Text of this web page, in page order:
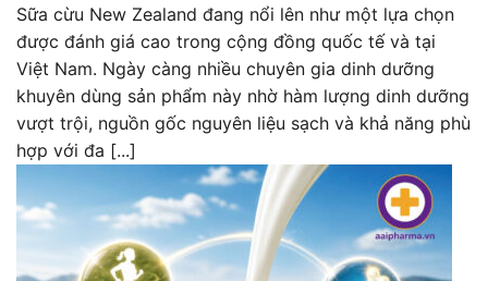
Sữa cừu New Zealand đang nổi lên như một lựa chọn
được đánh giá cao trong cộng đồng quốc tế và tại
Việt Nam. Ngày càng nhiều chuyên gia dinh dưỡng
khuyên dùng sản phẩm này nhờ hàm lượng dinh dưỡng
vượt trội, nguồn gốc nguyên liệu sạch và khả năng phù
hợp với đa [...]